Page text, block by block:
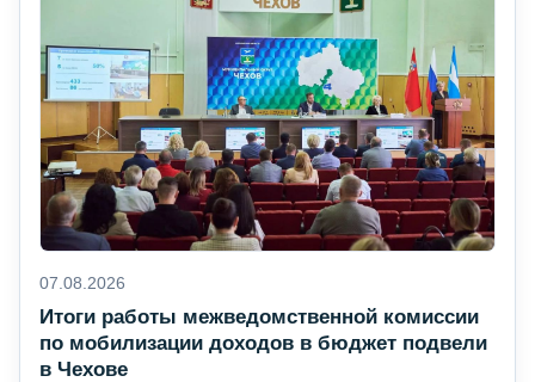
07.08.2026
Итоги работы межведомственной комиссии
по мобилизации доходов в бюджет подвели
в Чехове